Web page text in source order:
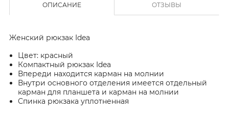
ОПИСАНИЕ ОТЗЫВЫ
Женский рюкзак Idea
Цвет: красный
Компактный рюкзак Idea
Впереди находится карман на молнии
Внутри основного отделения имеется отдельный
карман для планшета и карман на молнии
Спинка рюкзака уплотненная